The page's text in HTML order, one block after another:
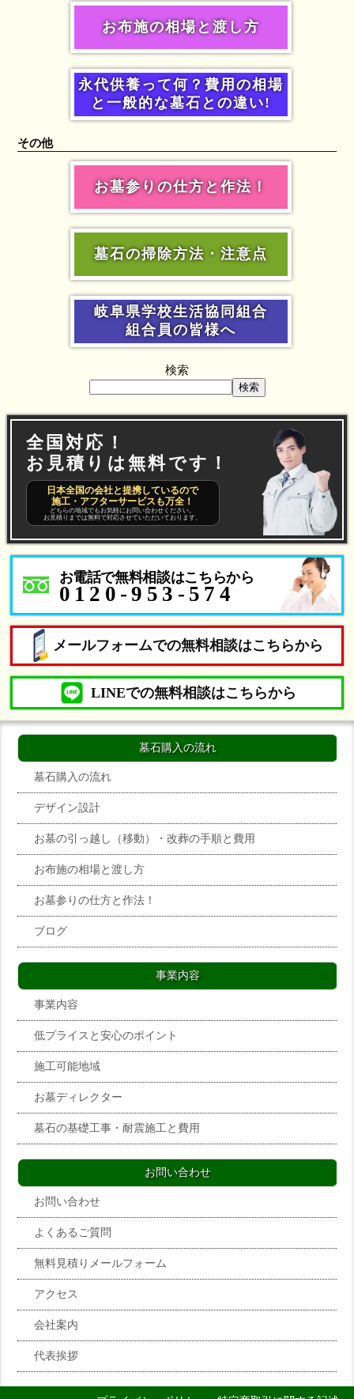
お布施の相場と渡し方
永代供養って何？費用の相場
と一般的な墓石との違い!
その他
お墓参りの仕方と作法！
墓石の掃除方法・注意点
岐阜県学校生活協同組合
組合員の皆様へ
検索
検索
全国対応！
お見積りは無料です！
日本全国の会社と提携しているので
施工・アフターサービスも万全！
どちらの地域でもお気軽にお問い合わせください。
お見積りまでは無料で対応させていただいております。
お電話で無料相談はこちらから
0120-953-574
メールフォームでの無料相談はこちらから
LINEでの無料相談はこちらから
墓石購入の流れ
墓石購入の流れ
デザイン設計
お墓の引っ越し（移動）・改葬の手順と費用
お布施の相場と渡し方
お墓参りの仕方と作法！
ブログ
事業内容
事業内容
低プライスと安心のポイント
施工可能地域
お墓ディレクター
墓石の基礎工事・耐震施工と費用
お問い合わせ
お問い合わせ
よくあるご質問
無料見積りメールフォーム
アクセス
会社案内
代表挨拶